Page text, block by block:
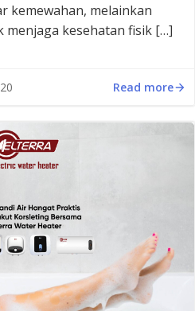
kemewahan, melainkan
kesehatan fisik […]
Read more